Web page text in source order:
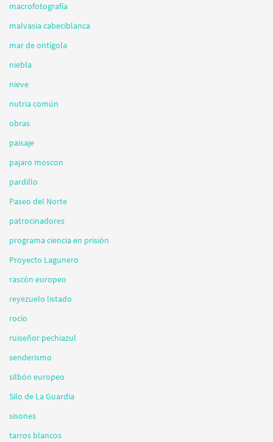
macrofotografía
malvasia cabeciblanca
mar de ontígola
niebla
nieve
nutria común
obras
paisaje
pajaro moscon
pardillo
Paseo del Norte
patrocinadores
programa ciencia en prisión
Proyecto Lagunero
rascón europeo
reyezuelo listado
rocío
ruiseñor pechiazul
senderismo
silbón europeo
Silo de La Guardia
sisones
tarros blancos